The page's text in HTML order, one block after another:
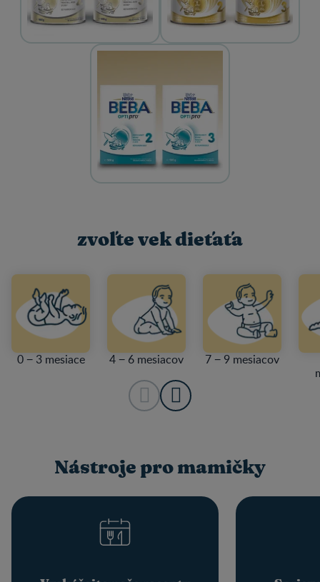
zvoľte vek dieťaťa
0 − 3 mesiace 4 − 6 mesiacov 7 − 9 mesiacov
Nástroje pro mamičky